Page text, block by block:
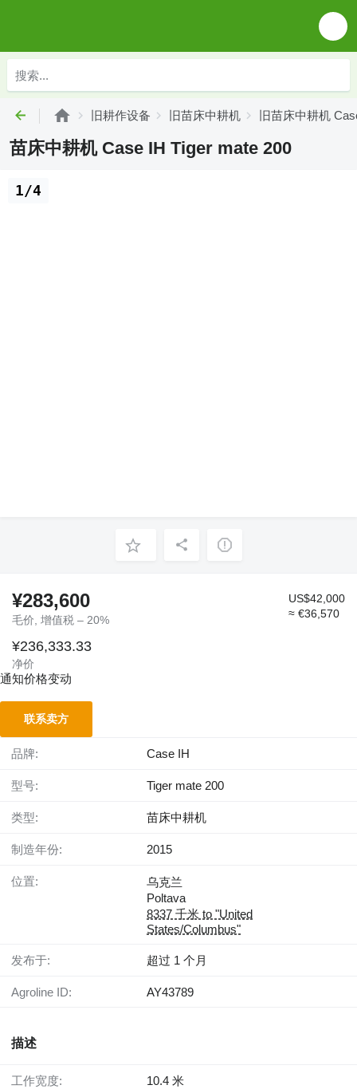
旧耕作设备 旧苗床中耕机 旧苗床中耕机
苗床中耕机 Case IH Tiger mate 200
1/4
¥283,600
毛价, 增值税 – 20%
US$42,000
≈ €36,570
¥236,333.33
净价
通知价格变动
联系卖方
品牌: Case IH
型号: Tiger mate 200
类型: 苗床中耕机
制造年份: 2015
位置:
乌克兰
Poltava
8337 千米 to "United
States/Columbus"
发布于: 超过 1 个月
Agroline ID: AY43789
描述
工作宽度: 10.4 米